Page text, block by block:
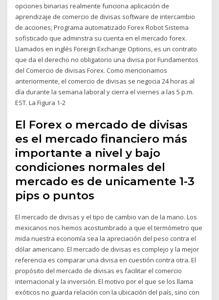
opciones binarias realmente funciona aplicación de
aprendizaje de comercio de divisas software de intercambio
de acciones; Programa automatizado Forex Robot Sistema
sofisticado que adminstra su cuenta en el mercado forex.
Llamados en inglés Foreign Exchange Options, es un contrato
que da el derecho no obligatorio una divisa por Fundamentos
del Comercio de divisas Forex. Como mencionamos
anteriormente, el comercio de divisas se negocia 24 horas al
día durante la semana laboral y cierra el viernes a las 5 p.m.
EST. La Figura 1-2
El Forex o mercado de divisas
es el mercado financiero más
importante a nivel y bajo
condiciones normales del
mercado es de unicamente 1-3
pips o puntos
El mercado de divisas y el tipo de cambio van de la mano. Los
mexicanos nos hemos acostumbrado a que el termómetro que
mida nuestra economía sea la apreciación del peso contra el
dólar americano. El mercado de divisas es complejo y la mejor
referencia es comparar una divisa en cuestión contra otra. El
propósito del mercado de divisas es facilitar el comercio
internacional y la inversión. El motivo por el que se los llama
exóticos no guarda relación con la ubicación del país, sino con